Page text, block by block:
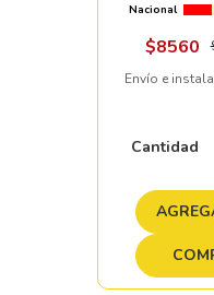
Nacional
$8560
Envío e
Cantidad